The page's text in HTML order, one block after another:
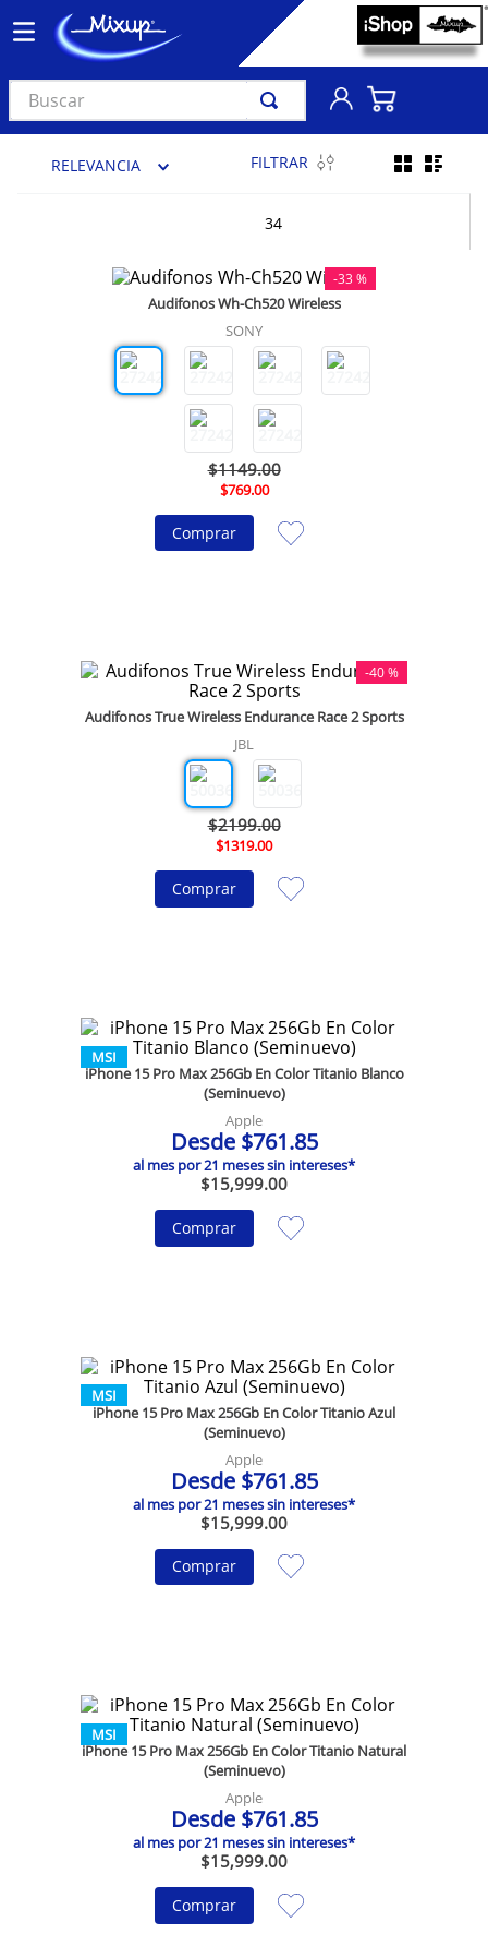
Buscar
RELEVANCIA FILTRAR
34
-33 %
Audifonos Wh-Ch520 Wireless
SONY
$1149.00
$769.00
Comprar
-40 %
Audifonos True Wireless Endurance Race 2 Sports
JBL
$2199.00
$1319.00
Comprar
MSI
iPhone 15 Pro Max 256Gb En Color Titanio Blanco
(Seminuevo)
Apple
Desde $761.85
al mes por21 meses sin intereses*
$15,999.00
Comprar
MSI
iPhone 15 Pro Max 256Gb En Color Titanio Azul
(Seminuevo)
Apple
Desde $761.85
al mes por21 meses sin intereses*
$15,999.00
Comprar
MSI
iPhone 15 Pro Max 256Gb En Color Titanio Natural
(Seminuevo)
Apple
Desde $761.85
al mes por21 meses sin intereses*
$15,999.00
Comprar
1.
vinil
madonna
bts
importados
olivia rodrigo